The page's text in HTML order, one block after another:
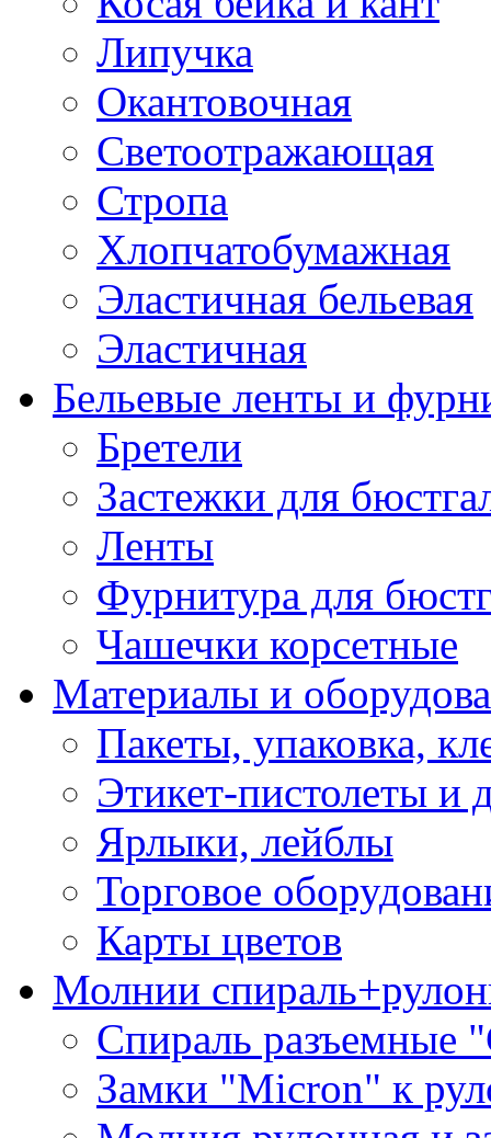
Липучка
Окантовочная
Светоотражающая
Стропа
Хлопчатобумажная
Эластичная бельевая
Эластичная
Бельевые ленты и
Бретели
Застежки для
Ленты
Фурнитура для
Чашечки корсетные
Материалы и
Пакеты, упаковка,
Этикет-пистолеты и
Ярлыки, лейблы
Торговое
Карты цветов
Молнии
Спираль разъемные
Замки "Micron" к